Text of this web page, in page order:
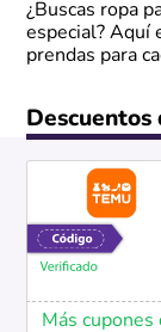
¿Buscas ropa
especial? Aquí
prendas para
Descuentos
Más cupones